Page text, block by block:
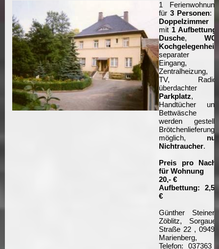
1 Ferienwohnung
für 3 Personen:
Doppelzimmer
mit 1 Aufbettung
Dusche, WC
Kochgelegenheit
separater
Eingang,
Zentralheizung,
TV, Radio,
überdachter
Parkplatz,
Handtücher und
Bettwäsche
werden gestellt,
Brötchenlieferung
möglich, nur
Nichtraucher.
Preis pro Nacht
für Wohnung
20,- €
Aufbettung: 2,50
€
Günther Steinert,
Zöblitz, Sorgauer
Straße 22 , 09496
Marienberg,
Telefon: 037363 /